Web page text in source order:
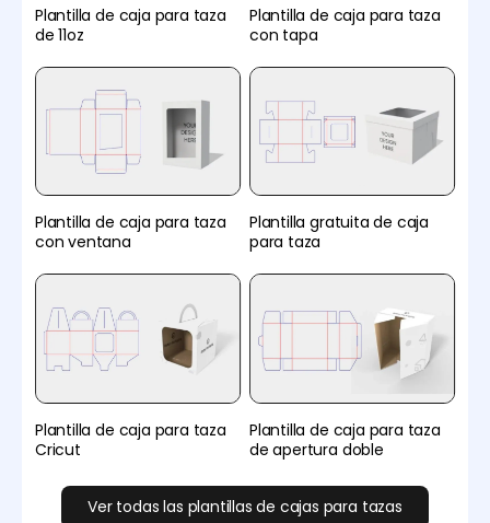
Plantilla de caja para taza
de 11oz
Plantilla de caja para taza
con tapa
Plantilla de caja para taza
con ventana
Plantilla gratuita de caja
para taza
Plantilla de caja para taza
Cricut
Plantilla de caja para taza
de apertura doble
Ver todas las plantillas de cajas para tazas